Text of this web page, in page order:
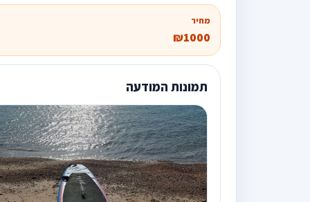
מחיר
₪1000
תמונות המודעה